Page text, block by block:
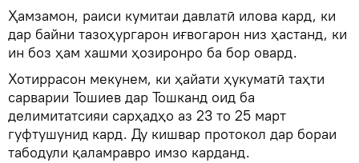
Ҳамзамон, раиси кумитаи давлатӣ илова кард, ки
дар байни тазоҳургарон иғвогарон низ ҳастанд, ки
ин боз ҳам хашми ҳозиронро ба бор овард.
Хотиррасон мекунем, ки ҳайати ҳукуматӣ таҳти
сарварии Тошиев дар Тошканд оид ба
делимитатсияи сарҳадҳо аз 23 то 25 март
гуфтушунид кард. Ду кишвар протокол дар бораи
табодули қаламравро имзо карданд.